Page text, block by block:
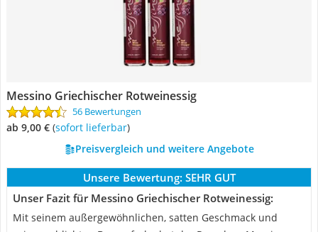
Messino Griechischer Rotweinessig
56 Bewertungen
ab 9,00 € ( Sofort lieferbar)
Preisvergleich und weitere Angebote
Unsere Bewertung: SEHR GUT
Unser Fazit für Messino Griechischer Rotweinessig:
Mit seinem außergewöhnlichen, satten Geschmack und